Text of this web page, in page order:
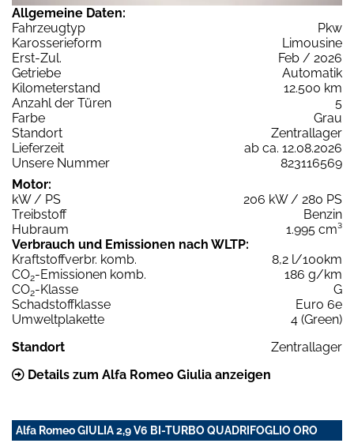
Allgemeine Daten:
Fahrzeugtyp
Pkw
Karosserieform
Limousine
Erst-Zul.
Feb / 2026
Getriebe
Automatik
Kilometerstand
12.500 km
Anzahl der Türen
5
Farbe
Grau
Standort
Zentrallager
Lieferzeit
ab ca. 12.08.2026
Unsere Nummer
823116569
Motor:
kW / PS
206 kW / 280 PS
Treibstoff
Benzin
Hubraum
1.995 cm³
Verbrauch und Emissionen nach WLTP:
Kraftstoffverbr. komb.
8,2 l/100km
CO2-Emissionen komb.
186 g/km
CO2-Klasse
G
Schadstoffklasse
Euro 6e
Umweltplakette
4 (Green)
Standort
Zentrallager
Details zum Alfa Romeo Giulia anzeigen
Alfa Romeo GIULIA 2,9 V6 BI-TURBO QUADRIFOGLIO ORO